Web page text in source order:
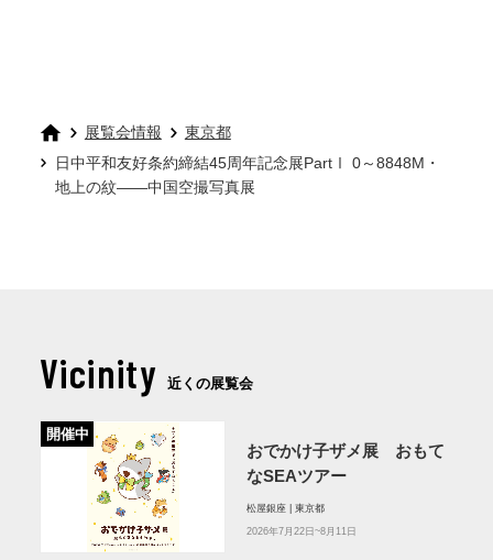
展覧会情報
東京都
日中平和友好条約締結45周年記念展PartⅠ 0～8848M・
地上の紋――中国空撮写真展
Vicinity 近くの展覧会
開催中
おでかけ子ザメ展 おもて
なSEAツアー
松屋銀座 | 東京都
2026年7月22日~8月11日